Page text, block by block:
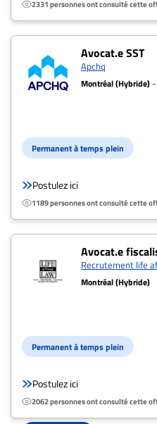
2331 personnes ont consulté cette
Avocat.e SST
Apchq
Montréal (Hybride)-
Permanent à temps plein
Postulez ici
1189 personnes ont consulté cette
Avocat.e
Recrutement life
Montréal (Hybride)
Permanent à temps plein
Postulez ici
2062 personnes ont consulté cette